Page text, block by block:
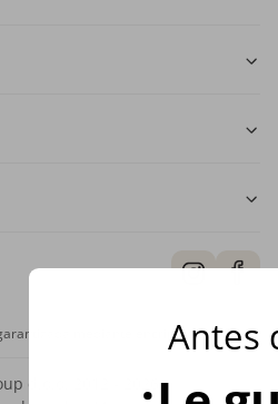
mediante encriptación SSL.
d.o.o. 2012 - 2026
Antes